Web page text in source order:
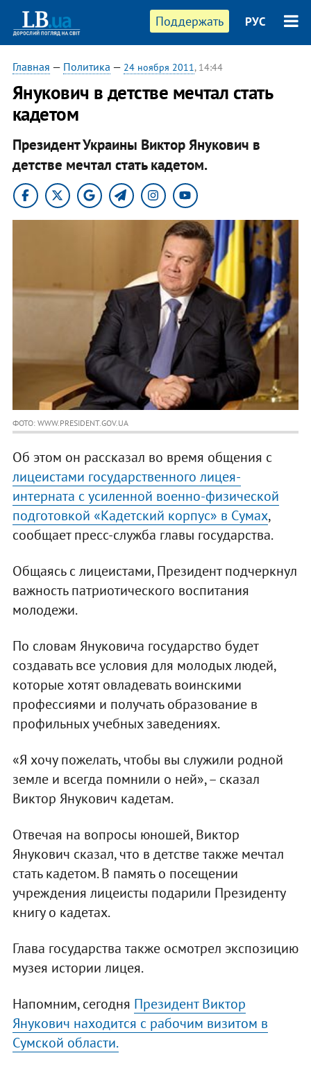
Поддержать РУС
Главная — Политика — 24 ноября 2011, 14:44
Янукович в детстве мечтал стать
кадетом
Президент Украины Виктор Янукович в
детстве мечтал стать кадетом.
ФОТО: WWW.PRESIDENT.GOV.UA
Об этом он рассказал во время общения с
лицеистами государственного лицея-
интерната с усиленной военно-физической
подготовкой «Кадетский корпус» в Сумах,
сообщает пресс-служба главы государства.
Общаясь с лицеистами, Президент подчеркнул
важность патриотического воспитания
молодежи.
По словам Януковича государство будет
создавать все условия для молодых людей,
которые хотят овладевать воинскими
профессиями и получать образование в
профильных учебных заведениях.
«Я хочу пожелать, чтобы вы служили родной
земле и всегда помнили о ней», – сказал
Виктор Янукович кадетам.
Отвечая на вопросы юношей, Виктор
Янукович сказал, что в детстве также мечтал
стать кадетом. В память о посещении
учреждения лицеисты подарили Президенту
книгу о кадетах.
Глава государства также осмотрел экспозицию
музея истории лицея.
Напомним, сегодня Президент Виктор
Янукович находится с рабочим визитом в
Сумской области.